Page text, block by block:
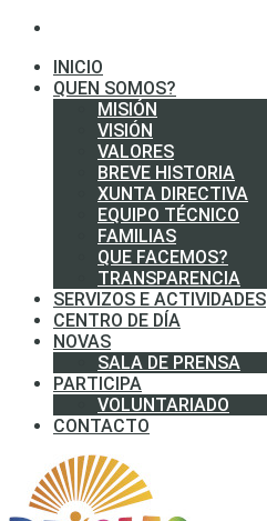
INICIO
QUEN SOMOS?
MISIÓN
VISIÓN
VALORES
BREVE HISTORIA
XUNTA DIRECTIVA
EQUIPO TÉCNICO
FAMILIAS
QUE FACEMOS?
TRANSPARENCIA
SERVIZOS E ACTIVIDADES
CENTRO DE DÍA
NOVAS
SALA DE PRENSA
PARTICIPA
VOLUNTARIADO
CONTACTO